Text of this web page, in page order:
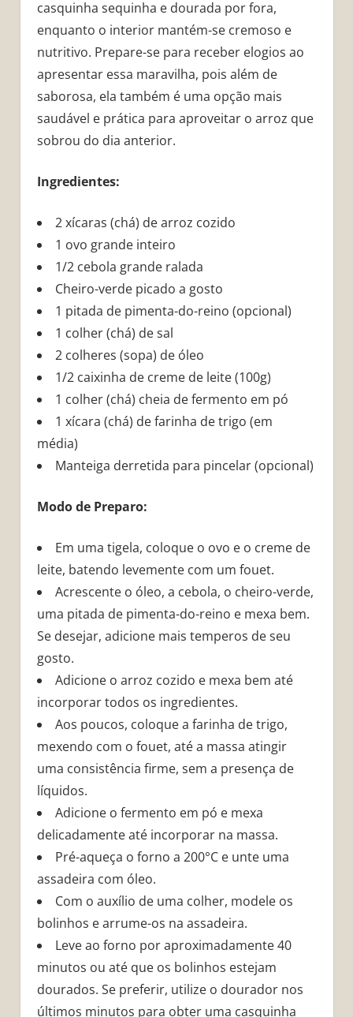
casquinha sequinha e dourada por fora,
enquanto o interior mantém-se cremoso e
nutritivo. Prepare-se para receber elogios ao
apresentar essa maravilha, pois além de
saborosa, ela também é uma opção mais
saudável e prática para aproveitar o arroz que
sobrou do dia anterior.
Ingredientes:
2 xícaras (chá) de arroz cozido
1 ovo grande inteiro
1/2 cebola grande ralada
Cheiro-verde picado a gosto
1 pitada de pimenta-do-reino (opcional)
1 colher (chá) de sal
2 colheres (sopa) de óleo
1/2 caixinha de creme de leite (100g)
1 colher (chá) cheia de fermento em pó
1 xícara (chá) de farinha de trigo (em
média)
Manteiga derretida para pincelar (opcional)
Modo de Preparo:
Em uma tigela, coloque o ovo e o creme de
leite, batendo levemente com um fouet.
Acrescente o óleo, a cebola, o cheiro-verde,
uma pitada de pimenta-do-reino e mexa bem.
Se desejar, adicione mais temperos de seu
gosto.
Adicione o arroz cozido e mexa bem até
incorporar todos os ingredientes.
Aos poucos, coloque a farinha de trigo,
mexendo com o fouet, até a massa atingir
uma consistência firme, sem a presença de
líquidos.
Adicione o fermento em pó e mexa
delicadamente até incorporar na massa.
Pré-aqueça o forno a 200°C e unte uma
assadeira com óleo.
Com o auxílio de uma colher, modele os
bolinhos e arrume-os na assadeira.
Leve ao forno por aproximadamente 40
minutos ou até que os bolinhos estejam
dourados. Se preferir, utilize o dourador nos
últimos minutos para obter uma casquinha